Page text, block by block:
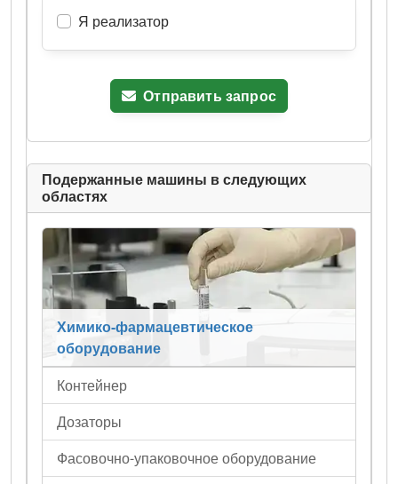
Я реализатор
Отправить запрос
Подержанные машины в следующих
областях
Химико-фармацевтическое
оборудование
Контейнер
Дозаторы
Фасовочно-упаковочное оборудование